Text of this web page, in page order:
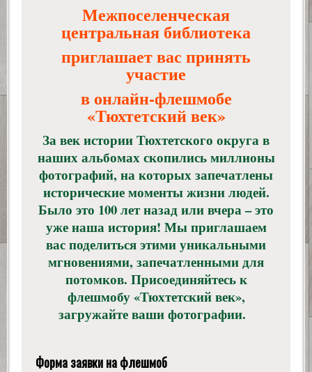
Межпоселенческая
центральная библиотека
приглашает вас принять
участие
в онлайн-флешмобе
«Тюхтетский век»
За век истории Тюхтетского округа в
наших альбомах скопились миллионы
фотографий, на которых запечатлены
исторические моменты жизни людей.
Было это 100 лет назад или вчера – это
уже наша история! Мы приглашаем
вас поделиться этими уникальными
мгновениями, запечатленными для
потомков. Присоединяйтесь к
флешмобу «Тюхтетский век»,
загружайте ваши фотографии.
Форма заявки на флешмоб